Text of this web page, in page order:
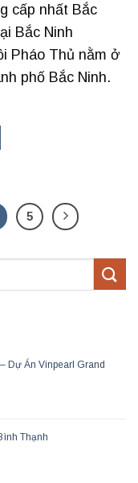
cấp nhất Bắc
Bắc Ninh
Pháo Thủ nằm ở
phố Bắc Ninh.
5
Dự Án Vinpearl Grand
Thạnh